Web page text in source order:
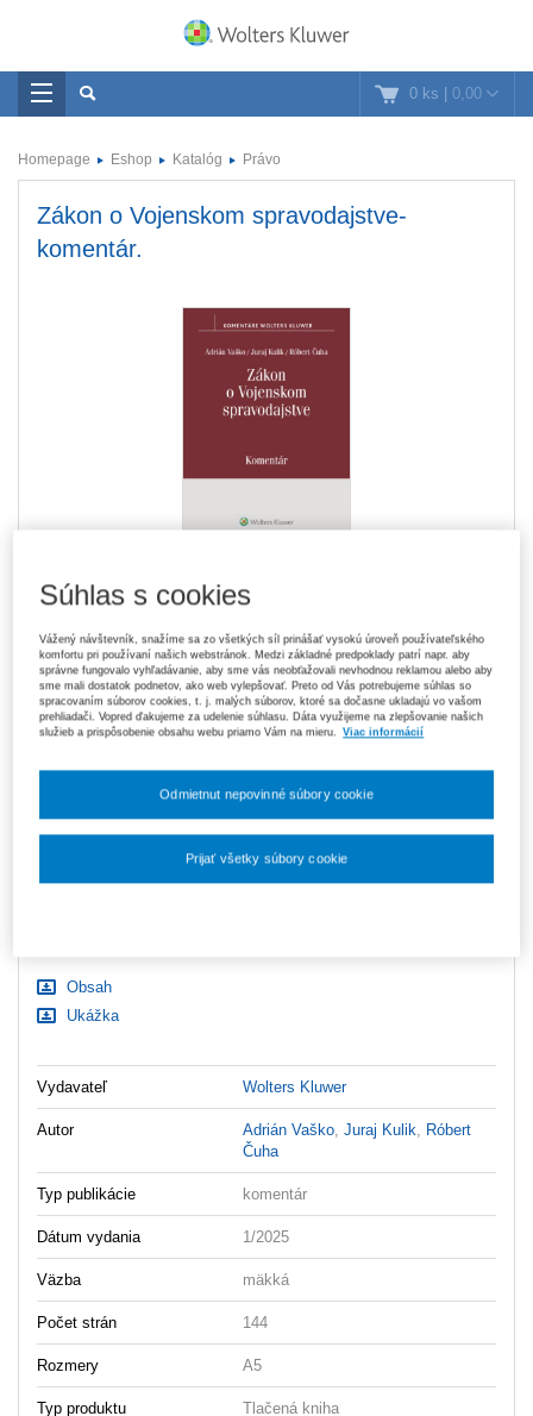
0 ks | 0,00
Homepage Eshop Katalóg Právo
Zákon o Vojenskom spravodajstve-
komentár.
Elektronická verzia je dostupná
výhradne v právnom systéme ASPI
13,90 €
Tlačená kniha
Na sklade- expedujeme ihneď. U vás do 3 prac. dní
Upozorňujeme, že v období od 1. 8. do 21. 8. z technických
dôvodov nemôžeme vystavovať daňové doklady. Budú vám
Obsah
Ukážka
Vydavateľ Wolters Kluwer
Autor Adrián Vaško ,Juraj Kulik
Róbert
Čuha
Typ publikácie komentár
Dátum vydania 1/2025
Väzba mäkká
Počet strán 144
Rozmery A5
Typ produktu Tlačená kniha
Súhlas s cookies
Vážený návštevník, snažíme sa zo všetkých síl prinášať vysokú úroveň používateľského
komfortu pri používaní našich webstránok. Medzi základné predpoklady patrí napr. aby
správne fungovalo vyhľadávanie, aby sme vás neobťažovali nevhodnou reklamou alebo aby
sme mali dostatok podnetov, ako web vylepšovať. Preto od Vás potrebujeme súhlas so
spracovaním súborov cookies, t. j. malých súborov, ktoré sa dočasne ukladajú vo vašom
prehliadači. Vopred ďakujeme za udelenie súhlasu. Dáta využijeme na zlepšovanie našich
služieb a prispôsobenie obsahu webu priamo Vám na mieru.
Viac informácií
Odmietnut nepovinné súbory cookie
Prijať všetky súbory cookie